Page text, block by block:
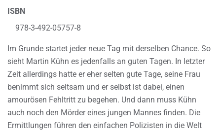
ISBN
978-3-492-05757-8
Im Grunde startet jeder neue Tag mit derselben Chance. So
sieht Martin Kühn es jedenfalls an guten Tagen. In letzter
Zeit allerdings hatte er eher selten gute Tage, seine Frau
benimmt sich seltsam und er selbst ist dabei, einen
amourösen Fehltritt zu begehen. Und dann muss Kühn
auch noch den Mörder eines jungen Mannes finden. Die
Ermittlungen führen den einfachen Polizisten in die Welt